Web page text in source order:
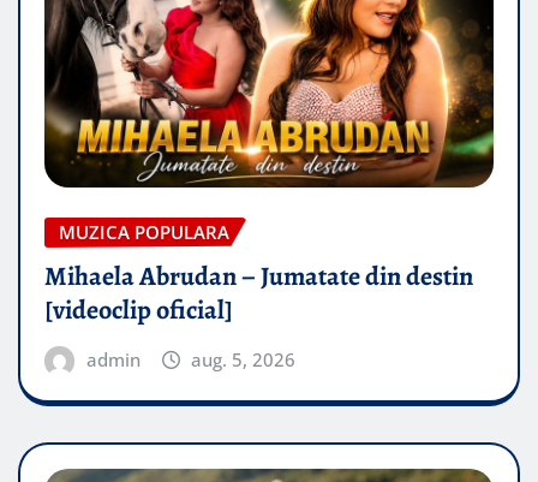
MUZICA POPULARA
Mihaela Abrudan – Jumatate din destin
[videoclip oficial]
admin aug. 5, 2026